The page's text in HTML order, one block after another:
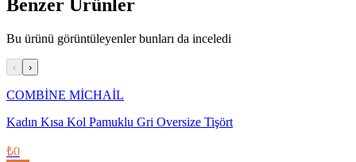
Benzer Ürünler
Bu ürünü görüntüleyenler bunları da inceledi
‹ ›
COMBİNE MİCHAİL
Kadın Kısa Kol Pamuklu Gri Oversize Tişört
₺0